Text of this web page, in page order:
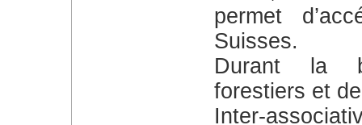
permet
Suisses.
Durant la
forestiers et
Inter-associative, elle est organisée par